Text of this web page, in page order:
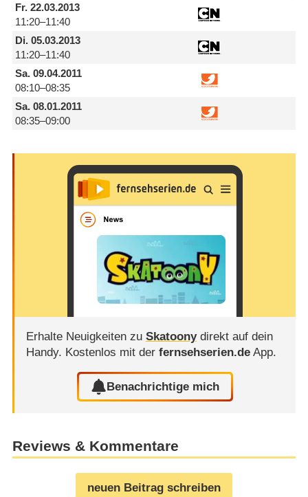
Fr.22.03.2013
11:20–11:40
Di.05.03.2013
11:20–11:40
Sa.09.04.2011
08:10–08:35
Sa.08.01.2011
08:35–09:00
Erhalte Neuigkeiten zu Skatoonydirekt auf dein
Handy. Kostenlos mit der fernsehserien.deApp.
Benachrichtige mich
Reviews & Kommentare
neuen Beitrag schreiben